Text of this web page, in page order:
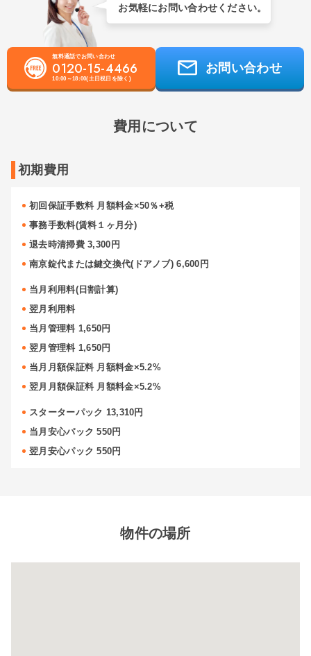
8帖タイプ
お気軽にお問い合わせください。
無料通話でお問い合わせ
0120-15-4466
10:00～18:00(土日祝日を除く)
お問い合わせ
費用について
初期費用
初回保証手数料 月額料金×50％+税
事務手数料(賃料１ヶ月分)
退去時清掃費 3,300円
南京錠代または鍵交換代(ドアノブ) 6,600円
当月利用料(日割計算)
翌月利用料
当月管理料 1,650円
翌月管理料 1,650円
当月月額保証料 月額料金×5.2%
翌月月額保証料 月額料金×5.2%
スターターパック 13,310円
当月安心パック 550円
翌月安心パック 550円
物件の場所